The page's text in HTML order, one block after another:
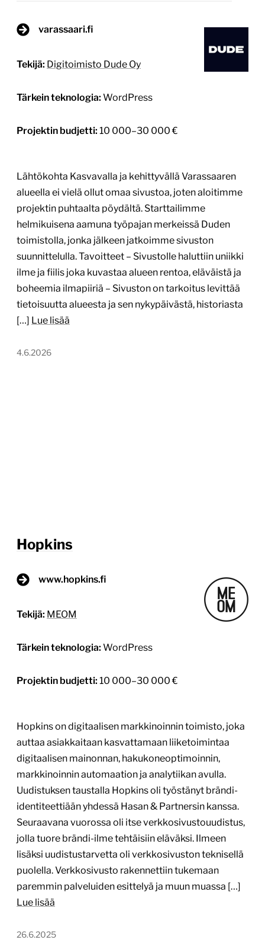
varassaari.fi
Tekijä: Digitoimisto Dude Oy
Tärkein teknologia: WordPress
Projektin budjetti: 10 000–30 000 €
Lähtökohta Kasvavalla ja kehittyvällä Varassaaren
alueella ei vielä ollut omaa sivustoa, joten aloitimme
projektin puhtaalta pöydältä. Starttailimme
helmikuisena aamuna työpajan merkeissä Duden
toimistolla, jonka jälkeen jatkoimme sivuston
suunnittelulla. Tavoitteet – Sivustolle haluttiin uniikki
ilme ja fiilis joka kuvastaa alueen rentoa, eläväistä ja
boheemia ilmapiiriä – Sivuston on tarkoitus levittää
tietoisuutta alueesta ja sen nykypäivästä, historiasta
[…] Lue lisää
4.6.2026
Hopkins
www.hopkins.fi
Tekijä: MEOM
Tärkein teknologia: WordPress
Projektin budjetti: 10 000–30 000 €
Hopkins on digitaalisen markkinoinnin toimisto, joka
auttaa asiakkaitaan kasvattamaan liiketoimintaa
digitaalisen mainonnan, hakukoneoptimoinnin,
markkinoinnin automaation ja analytiikan avulla.
Uudistuksen taustalla Hopkins oli työstänyt brändi-
identiteettiään yhdessä Hasan & Partnersin kanssa.
Seuraavana vuorossa oli itse verkkosivustouudistus,
jolla tuore brändi-ilme tehtäisiin eläväksi. Ilmeen
lisäksi uudistustarvetta oli verkkosivuston teknisellä
puolella. Verkkosivusto rakennettiin tukemaan
paremmin palveluiden esittelyä ja muun muassa […]
Lue lisää
26.6.2025